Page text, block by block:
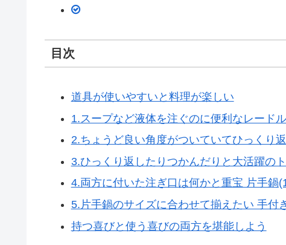
目次
道具が使いやすいと料理が楽しい
1.スープなど液体を注ぐのに便利なレードル
2.ちょうど良い角度がついていてひっくり
3.ひっくり返したりつかんだりと大活躍の
4.両方に付いた注ぎ口は何かと重宝 片手鍋
5.片手鍋のサイズに合わせて揃えたい 手付
持つ喜びと使う喜びの両方を堪能しよう